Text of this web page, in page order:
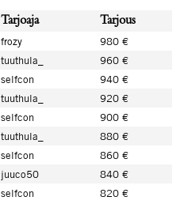
Tarjoaja
Tarjous
frozy
980 €
tuuthula_
960 €
selfcon
940 €
tuuthula_
920 €
selfcon
900 €
tuuthula_
880 €
selfcon
860 €
juuco50
840 €
selfcon 820 €